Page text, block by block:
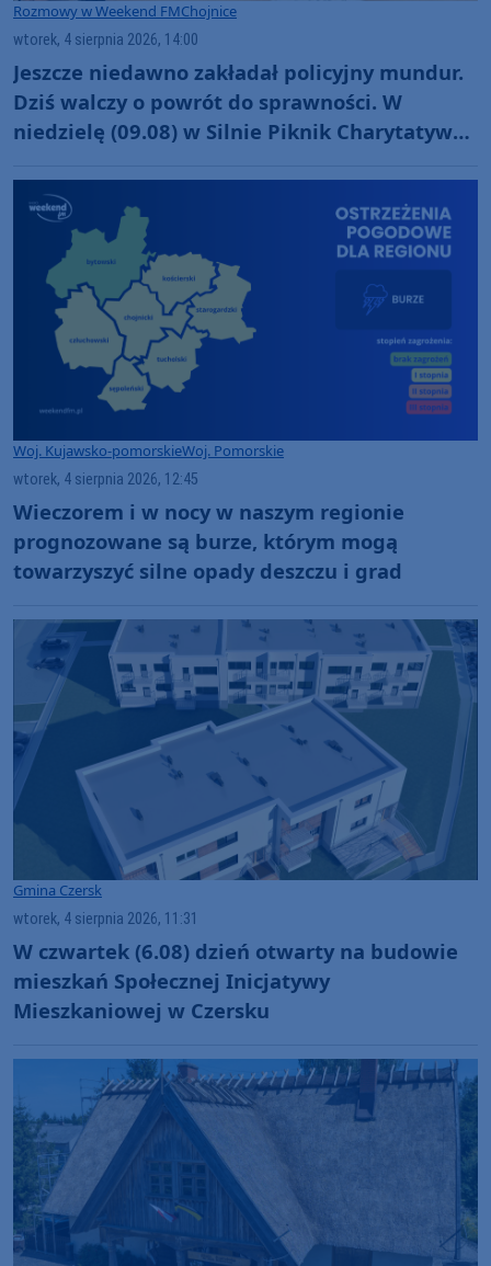
Rozmowy w Weekend FMChojnice
wtorek, 4 sierpnia 2026, 14:00
Jeszcze niedawno zakładał policyjny mundur.
Dziś walczy o powrót do sprawności. W
niedzielę (09.08) w Silnie Piknik Charytatywny
(ROZMOWA)
Woj. Kujawsko-pomorskieWoj. Pomorskie
wtorek, 4 sierpnia 2026, 12:45
Wieczorem i w nocy w naszym regionie
prognozowane są burze, którym mogą
towarzyszyć silne opady deszczu i grad
Gmina Czersk
wtorek, 4 sierpnia 2026, 11:31
W czwartek (6.08) dzień otwarty na budowie
mieszkań Społecznej Inicjatywy
Mieszkaniowej w Czersku